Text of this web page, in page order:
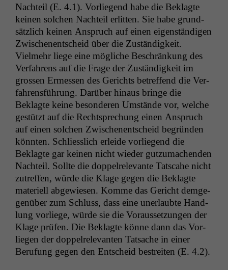
Nachteil (E. 4.1). Vor­liegend habe die Beklagte
keinen solchen Nachteil erlit­ten. Sie habe grund­
sät­zlich keinen Anspruch auf einen eigen­ständi­gen
Zwis­ch­enentscheid über die Zuständigkeit.
Vielmehr liege eine mögliche Beschränkung des
Ver­fahrens auf die Frage der Zuständigkeit im
grossen Ermessen des Gerichts betr­e­f­fend die Ver­
fahrens­führung. Darüber hin­aus bringe die
Beklagte keine beson­deren Umstände vor, welche
gestützt auf die Recht­sprechung einen Anspruch
auf einen solchen Zwis­ch­enentscheid begrün­den
kön­nten. Schliesslich erlei­de vor­liegend die
Beklagte gar keinen nicht wieder gutzu­machen­den
Nachteil. Sollte die dop­pel­rel­e­vante Tatsc­a­he nicht
zutr­e­f­fen, würde die Klage gegen die Beklagte
materiell abgewiesen. Komme das Gericht demge­
genüber zum Schluss, dass eine uner­laubte Hand­
lung vor­liege, würde sie die Voraus­set­zun­gen der
Klage prüfen. Die Beklagte könne dann das Vor­
liegen der dop­pel­rel­e­van­ten Tat­sache in ein­er
Beru­fung gegen den Entscheid bestre­it­en (E. 4.2).